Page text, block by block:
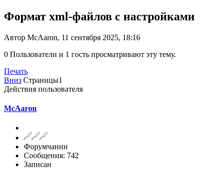
Формат xml-файлов с настройками
Автор McAaron, 11 сентября 2025, 18:16
0 Пользователи и 1 гость просматривают эту тему.
Печать
Вниз Страницы1
Действия пользователя
McAaron
Форумчанин
Сообщения: 742
Записан